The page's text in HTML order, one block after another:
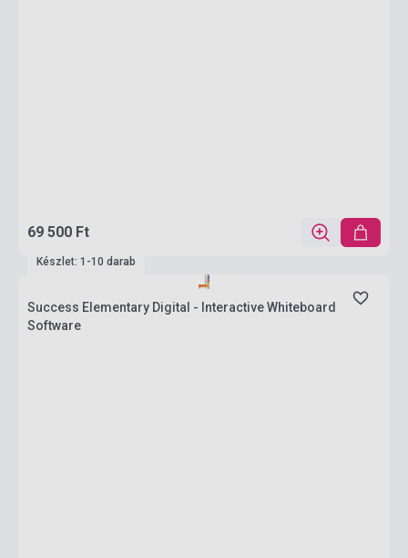
69 500 Ft
Készlet: 1-10 darab
Success Elementary Digital - Interactive Whiteboard
Software